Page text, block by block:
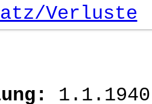
Verluste